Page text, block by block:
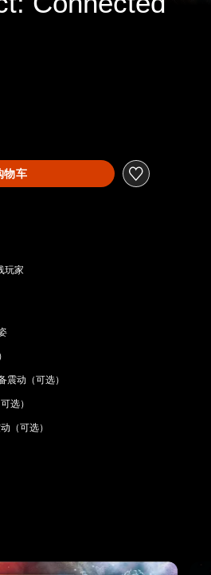
物车
玩家
震动（可选）
选）
（可选）